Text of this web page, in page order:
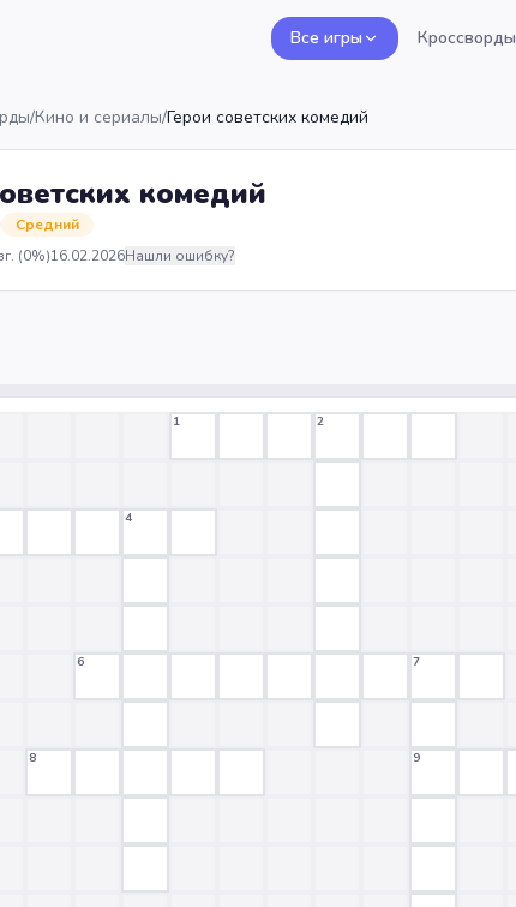
Все игры Кроссворды
/Кино и сериалы/Герои советских комедий
комедий
Средний
(0%)16.02.2026Нашли ошибку?
1 2
4
6 7
8 9